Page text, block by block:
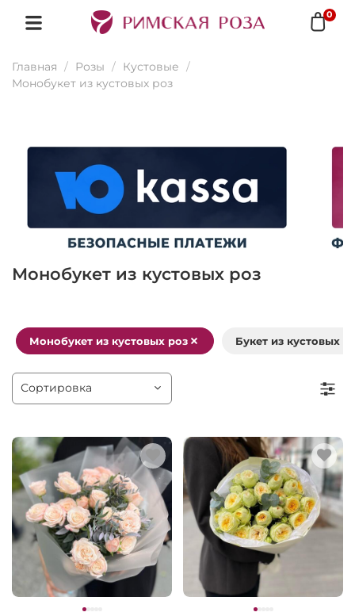
0
Главная Розы
Кустовые
Монобукет из кустовых роз
Монобукет из кустовых роз
Монобукет из кустовых роз Букет из кустовых